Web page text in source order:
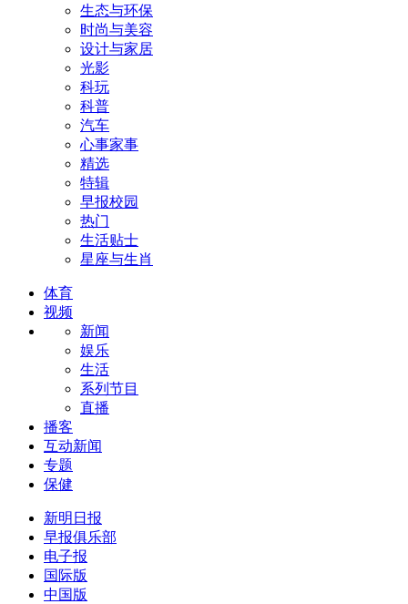
生态与环保
时尚与美容
设计与家居
光影
科玩
科普
汽车
心事家事
精选
特辑
早报校园
热门
生活贴士
星座与生肖
体育
视频
新闻
娱乐
生活
系列节目
直播
播客
互动新闻
专题
保健
新明日报
早报俱乐部
电子报
国际版
中国版